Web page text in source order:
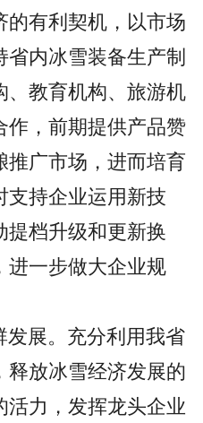
的有利契机，以市场
内冰雪装备生产制
、教育机构、旅游机
作，前期提供产品赞
推广市场，进而培育
支持企业运用新技
提档升级和更新换
进一步做大企业规
发展。充分利用我省
释放冰雪经济发展的
活力，发挥龙头企业